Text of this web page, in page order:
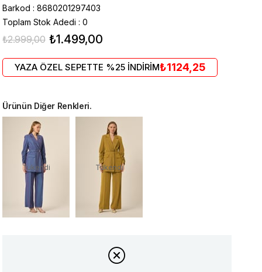
Barkod : 8680201297403
Toplam Stok Adedi : 0
₺2.999,00 ₺1.499,00
YAZA ÖZEL SEPETTE %25 İNDİRİM₺1124,25
Ürünün Diğer Renkleri.
Tükendi Tükendi